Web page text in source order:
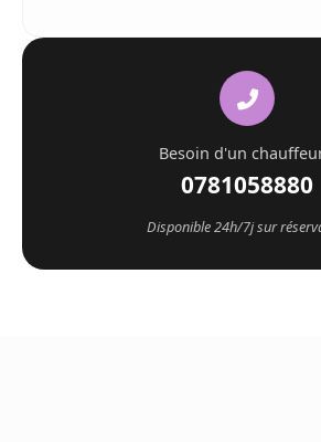
Besoin d'un
0781058880
Disponible 24h/7j sur